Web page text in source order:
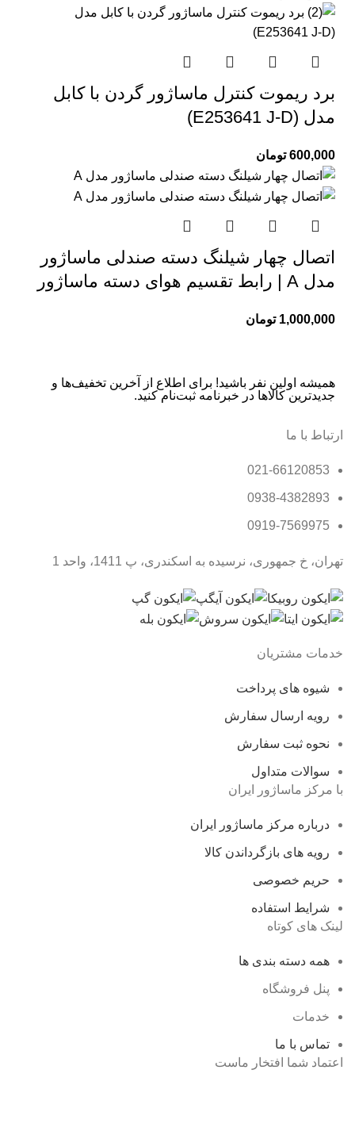
برد ریموت کنترل ماساژور گردن با کابل
مدل (E253641 J-D)
600,000 تومان
اتصال چهار شیلنگ دسته صندلی ماساژور
مدل A | رابط تقسیم هوای دسته ماساژور
1,000,000 تومان
همیشه اولین نفر باشید! برای اطلاع از آخرین تخفیف‌ها و
جدیدترین کالاها در خبرنامه ثبت‌نام کنید.
ارتباط با ما
021-66120853
0938-4382893
0919-7569975
تهران، خ جمهوری، نرسیده به اسکندری، پ 1411، واحد 1
خدمات مشتریان
شیوه های پرداخت
رویه ارسال سفارش
نحوه ثبت سفارش
سوالات متداول
با مرکز ماساژور ایران
درباره مرکز ماساژور ایران
رویه های بازگرداندن کالا
حریم خصوصی
شرایط استفاده
لینک های کوتاه
همه دسته بندی ها
پنل فروشگاه
خدمات
تماس با ما
اعتماد شما افتخار ماست